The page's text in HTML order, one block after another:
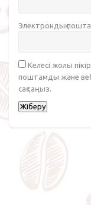
Электрондық пошта
Келесі жолы
поштамды және
сақтаңыз.